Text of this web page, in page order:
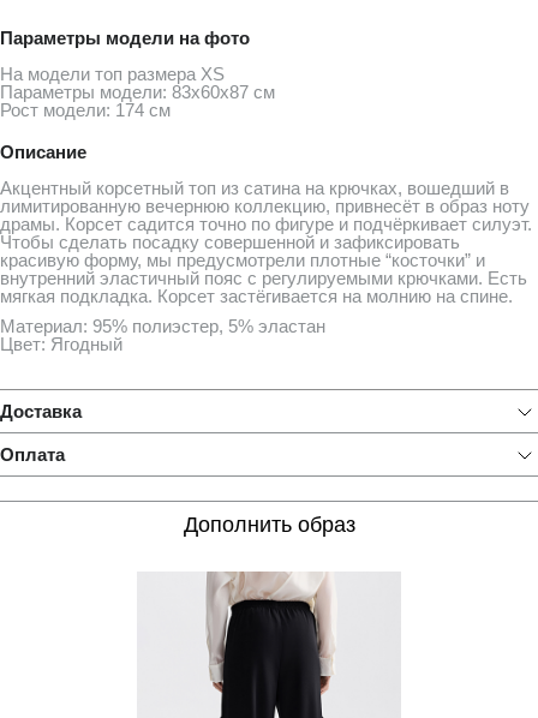
Параметры модели на фото
На модели топ размера ХS
Параметры модели: 83х60х87 см
Рост модели: 174 см
Описание
Акцентный корсетный топ из сатина на крючках, вошедший в
лимитированную вечернюю коллекцию, привнесёт в образ ноту
драмы. Корсет садится точно по фигуре и подчёркивает силуэт.
Чтобы сделать посадку совершенной и зафиксировать
красивую форму, мы предусмотрели плотные “косточки” и
внутренний эластичный пояс с регулируемыми крючками. Есть
мягкая подкладка. Корсет застёгивается на молнию на спине.
Материал: 95% полиэстер, 5% эластан
Цвет: Ягодный
Доставка
Оплата
Дополнить образ